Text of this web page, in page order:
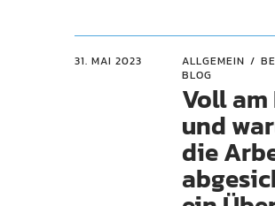
31. MAI 2023 ALLGEMEIN
BLOG
Voll
und
die